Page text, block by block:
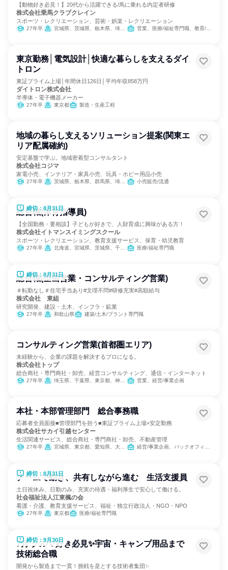
【動物好き必見！】20代から活躍できる/馬に乗れる内定者研修
株式会社乗馬クラブクレイン
スポーツ・レクリエーション、芸術・娯楽・レクリエーション
27年卒 宮城県、茨城県、栃木県、埼玉県、千葉県、東京都、神奈川県、石川県、岐阜県、三重県、大阪府、兵庫県、奈良県、岡山県、広島県、山口県、福岡県、大分県 営業、医療/福祉専門職、教育/保育専門職、小売販売/流通、バックオフィス・事務・受付、総務
東京勤務│電気設計│快適な暮らしを支えるダイ
トロン
東証プライム上場│年間休日126日│平均年収858万円
ダイトロン株式会社
半導体・電子機器メーカー
27年卒 東京都 製造・生産工程
地域の暮らし支えるソリューション提案(関東エ
リア配属確約)
安定基盤で学ぶ。地域密着型コンサルタント
株式会社コジマ
家電小売、インテリア・家具小売、玩具・ホビー用品小売
27年卒 茨城県、栃木県、群馬県、埼玉県、千葉県、東京都、神奈川県 小売販売/流通
締切：8月31日
総合職(体育指導員)
【全国勤務・要相談】子どもが好きで、人財育成に興味がある方！
株式会社イトマンスイミングスクール
スポーツ・レクリエーション、教育支援サービス、保育・幼児教育
27年卒 北海道、宮城県、茨城県、千葉県、東京都、神奈川県、静岡県、愛知県、三重県、京都府、大阪府、兵庫県、奈良県、福岡県 医療/福祉専門職
締切：8月31日
総合職(企画営業・コンサルティング営業)
＃転勤なし＃住宅手当あり#文理不問#研修充実#高額給与
株式会社 東組
研究開発、建設・土木、インフラ・鉱業
27年卒 和歌山県 建築/土木/プラント専門職
コンサルティング営業(首都圏エリア)
未経験から、企業の課題を解決するプロになる。
株式会社トップ
総合商社・専門商社・卸売、経営コンサルティング、通信・インターネット
27年卒 埼玉県、千葉県、東京都、神奈川県 営業、経営/事業企画
本社・本部管理部門 総合事務職
応募者全員面接■管理部門を担う■東証プライム上場×安定勤務
株式会社サカイ引越センター
生活関連サービス、総合商社・専門商社・卸売、不動産管理
27年卒 宮城県、東京都、愛知県、大阪府、福岡県 経営/事業企画、バックオフィス・事務・受付、経理/税務/財務、人事、総務
締切：8月31日
チームで動き、共有しながら進む 生活支援員
土日祝休み、日勤のみ、充実の待遇・福利厚生で安心して働ける。
社会福祉法人江東楓の会
看護・介護、教育支援サービス、福祉・独立行政法人・NGO・NPO
27年卒 東京都 医療/福祉専門職
締切：9月30日
7月 クルマ好き必見✨宇宙・キャンプ用品まで
技術総合職
開発から製造まで一貫！挑戦を是とする技術者集団✨